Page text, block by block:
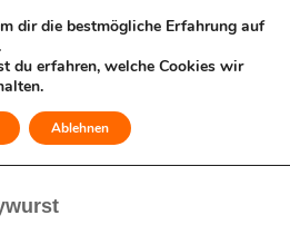
dir die bestmögliche Erfahrung auf
du erfahren, welche Cookies wir
Ablehnen